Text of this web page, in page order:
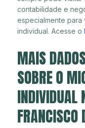
contabilidade e
especialmente
individual. Acesse o
MAIS
SOBRE O
INDIVIDUAL
FRANCISCO